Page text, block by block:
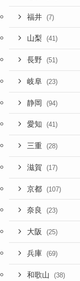
福井 (7)
山梨 (41)
長野 (51)
岐阜 (23)
静岡 (94)
愛知 (41)
三重 (28)
滋賀 (17)
京都 (107)
奈良 (23)
大阪 (25)
兵庫 (69)
和歌山 (38)